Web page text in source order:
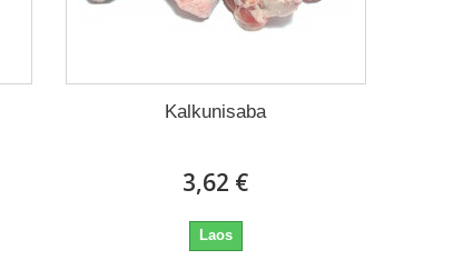
Kalkunisaba
3,62 €
Laos